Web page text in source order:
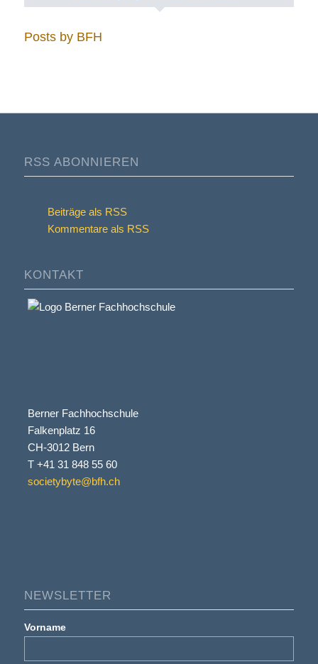
Posts by BFH
RSS ABONNIEREN
Beiträge als RSS
Kommentare als RSS
KONTAKT
Berner Fachhochschule
Falkenplatz 16
CH-3012 Bern
T +41 31 848 55 60
societybyte@bfh.ch
NEWSLETTER
Vorname